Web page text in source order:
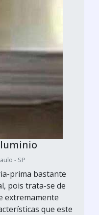
- SP
prima bastante
pois trata-se de
extremamente
que este